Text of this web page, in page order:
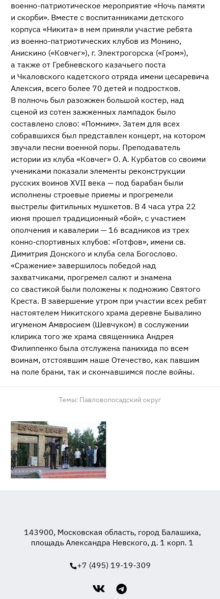
военно-патриотическое мероприятие «Ночь памяти
и скорби». Вместе с воспитанниками детского
корпуса «Никита» в нем приняли участие ребята
из военно-патриотических клубов из Монино,
Анискино («Ковчег»), г. Электрогорска («Гром»),
а также от Гребневского казачьего поста
и Чкаловского кадетского отряда имени цесаревича
Алексия, всего более 70 детей и подростков.
В полночь был разожжен большой костер, над
сценой из сотен зажженных лампадок было
составлено слово: «Помним». Затем для всех
собравшихся был представлен концерт, на котором
звучали песни военной поры. Преподаватель
истории из клуба «Ковчег» О. А. Курбатов со своими
учениками показали элементы реконструкции
русских воинов XVII века — под барабан были
исполнены строевые приемы и прогремели
выстрелы фитильных мушкетов. В 4 часа утра 22
июня прошел традиционный «бой», с участием
ополчения и кавалерии — 16 всадников из трех
конно-спортивных клубов: «Готфов», имени св.
Димитрия Донского и клуба села Богослово.
«Сражение» завершилось победой над
захватчиками, прогремел салют и знамена
со свастикой были положены к подножию Святого
Креста. В завершение утром при участии всех ребят
настоятелем Никитского храма деревне Бывалино
игуменом Амвросием (Шевчуком) в сослужении
клирика того же храма священника Андрея
Филиппенко была отслужена панихида по всем
воинам, отстоявшим наше Отечество, как павшим
на поле брани, так и скончавшимся после войны.
Темы: Павловопосадский округ
143900, Московская область, город Балашиха,
площадь Александра Невского, д. 1 корп. 1
+7 (495) 19-19-309